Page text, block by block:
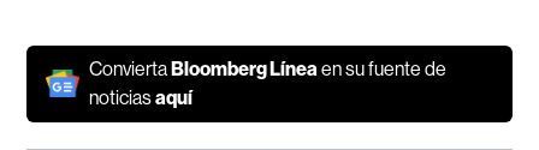
ConviertaBloomberg Línea en su fuente de
noticiasaquí